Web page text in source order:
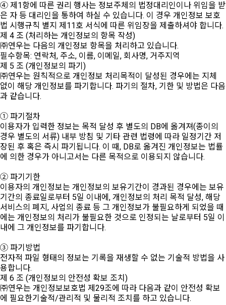
④ 제1항에 따른 권리 행사는 정보주체의 법정대리인이나 위임을 받
은 자 등 대리인을 통하여 하실 수 있습니다. 이 경우 개인정보 보호
법 시행규칙 별지 제11호 서식에 따른 위임장을 제출하셔야 합니다.
제 4 조 (처리하는 개인정보의 항목 작성)
㈜연우는 다음의 개인정보 항목을 처리하고 있습니다.
필수항목: 연락처, 주소, 이름, 이메일, 회사명, 거주지역
제 5 조 (개인정보의 파기)
㈜연우는 원칙적으로 개인정보 처리목적이 달성된 경우에는 지체
없이 해당 개인정보를 파기합니다. 파기의 절차, 기한 및 방법은 다음
과 같습니다.
① 파기절차
이용자가 입력한 정보는 목적 달성 후 별도의 DB에 옮겨져(종이의
경우 별도의 서류) 내부 방침 및 기타 관련 법령에 따라 일정기간 저
장된 후 혹은 즉시 파기됩니다. 이 때, DB로 옮겨진 개인정보는 법률
에 의한 경우가 아니고서는 다른 목적으로 이용되지 않습니다.
② 파기기한
이용자의 개인정보는 개인정보의 보유기간이 경과된 경우에는 보유
기간의 종료일로부터 5일 이내에, 개인정보의 처리 목적 달성, 해당
서비스의 폐지, 사업의 종료 등 그 개인정보가 불필요하게 되었을 때
에는 개인정보의 처리가 불필요한 것으로 인정되는 날로부터 5일 이
내에 그 개인정보를 파기합니다.
③ 파기방법
전자적 파일 형태의 정보는 기록을 재생할 수 없는 기술적 방법을 사
용합니다.
제 6 조 (개인정보의 안전성 확보 조치)
㈜연우는 개인정보보호법 제29조에 따라 다음과 같이 안전성 확보
에 필요한기술적/관리적 및 물리적 조치를 하고 있습니다.